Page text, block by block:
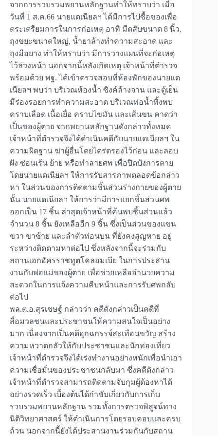
จากการรวบรวมพยานหลักฐานทำให้ทราบว่า เมื่อ
วันที่ 1 ส.ค.66 นายแดเนียลฯ ได้มีการไปซื้อของเพื่อ
ตระเตรียมการในการก่อเหตุ อาทิ มีดสับขนาด 8 นิ้ว,
ถุงขยะขนาดใหญ่, น้ำยาล้างทำความสะอาด และ
ถุงมือยาง ทำให้ทราบว่า มีการวางแผนที่จะก่อเหตุ
ไว้ล่วงหน้า นอกจากนี้หลังเกิดเหตุ เจ้าหน้าที่ตำรวจ
พร้อมด้วย พฐ. ได้เข้าตรวจสอบที่ห้องพักของนายแด
เนียลฯ พบว่า บริเวณห้องน้ำ ซิงค์ล้างจาน และตู้เย็น
มีร่องรอยการทำความสะอาด บริเวณท่อน้ำทิ้งพบ
คราบเลือด เนื้อเยื่อ คราบไขมัน และเส้นขน คาดว่า
เป็นของผู้ตาย จากพยานหลักฐานดังกล่าวทั้งหมด
เจ้าหน้าที่ตำรวจจึงได้ดำเนินคดีกับนายแดเนียลฯ ใน
ความผิดฐาน ฆ่าผู้อื่นโดยไตร่ตรองไว้ก่อน และลอบ
ฝัง ซ่อนเร้น ย้าย หรือทำลายศพ เพื่อปิดบังการตาย
โดยนายแดเนียลฯ ให้การรับสารภาพตลอดข้อกล่าว
หา ในส่วนของการติดตามชิ้นส่วนร่างกายของผู้ตาย
นั้น นายแดเนียลฯ ให้การว่ามีการแยกชิ้นส่วนศพ
ออกเป็น 17 ชิ้น ล่าสุดเจ้าหน้าที่ค้นพบชิ้นส่วนแล้ว
จำนวน 8 ชิ้น ยังเหลืออีก 9 ชิ้น ซึ่งเป็นส่วนของแขน
ขวา ขาซ้าย และลำตัวท่อนบน ที่ยังคงสูญหาย อยู่
ระหว่างติดตามหาต่อไป ซึ่งหลังจากนี้จะร่วมกับ
สถานเอกอัครราชทูตโคลอมเบีย ในการประสาน
งานกับพ่อแม่ของผู้ตาย เพื่อช่วยเหลืออำนวยความ
สะดวกในการแจ้งความคืบหน้าและการรับศพกลับ
ต่อไป
พล.ต.อ.สุรเชษฐ์ กล่าวว่า คดีดังกล่าวเป็นคดีที่
สื่อมวลชนและประชาชนให้ความสนใจเป็นอย่าง
มาก เนื่องจากเป็นคดีอุกฉกรรจ์สะเทือนขวัญ สร้าง
ความหวาดกลัวให้กับประชาชนและนักท่องเที่ยว
เจ้าหน้าที่ตำรวจจึงได้เร่งทำงานอย่างหนักเพื่อนำเอา
ความเชื่อมั่นของประชาชนกลับมา ซึ่งคดีดังกล่าว
เจ้าหน้าที่ตำรวจสามารถติดตามจับกุมผู้ต้องหาได้
อย่างรวดเร็ว เบื้องต้นได้กำชับเกี่ยวกับการเก็บ
รวบรวมพยานหลักฐาน รวมทั้งการตรวจพิสูจน์ทาง
นิติวิทยาศาสตร์ ให้ดำเนินการโดยรอบคอบและครบ
ถ้วน นอกจากนี้ยังได้ประสานงานร่วมกันกับสถาน